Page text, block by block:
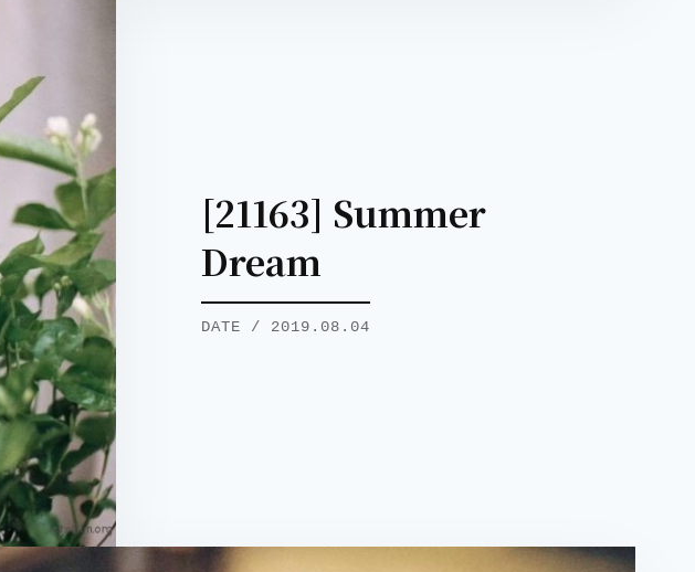
[21163] Summer
Dream
DATE / 2019.08.04